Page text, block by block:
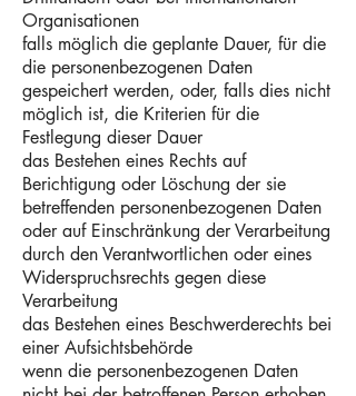
Organisationen
falls möglich die geplante Dauer, für die
die personenbezogenen Daten
gespeichert werden, oder, falls dies nicht
möglich ist, die Kriterien für die
Festlegung dieser Dauer
das Bestehen eines Rechts auf
Berichtigung oder Löschung der sie
betreffenden personenbezogenen Daten
oder auf Einschränkung der Verarbeitung
durch den Verantwortlichen oder eines
Widerspruchsrechts gegen diese
Verarbeitung
das Bestehen eines Beschwerderechts bei
einer Aufsichtsbehörde
wenn die personenbezogenen Daten